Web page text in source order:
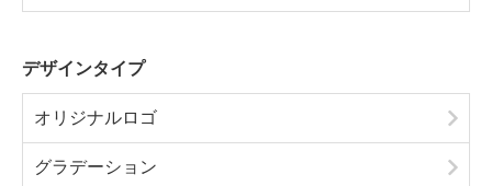
デザインタイプ
オリジナルロゴ
グラデーション